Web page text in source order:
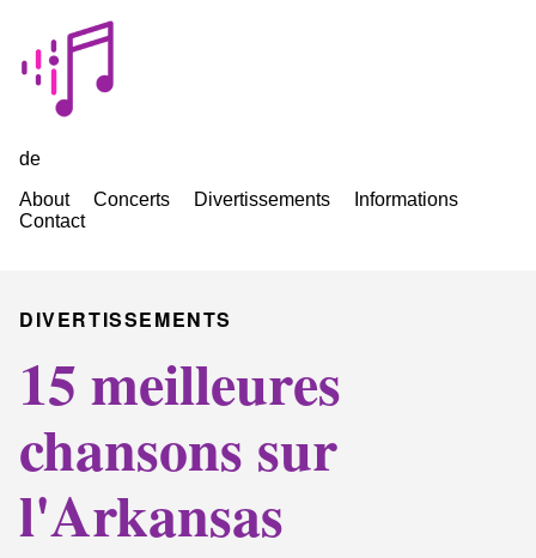
de
About
Concerts Divertissements
Informations
Contact
DIVERTISSEMENTS
15 meilleures
chansons sur
l'Arkansas